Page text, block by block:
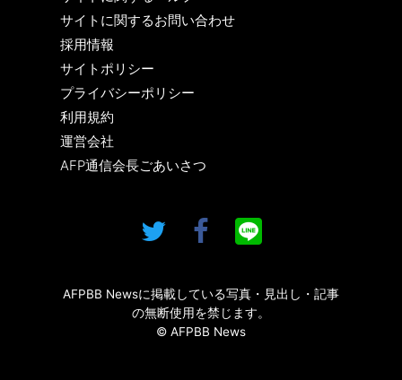
サイトに関するお問い合わせ
採用情報
サイトポリシー
プライバシーポリシー
利用規約
運営会社
AFP通信会長ごあいさつ
AFPBB Newsに掲載している写真・見出し・記事
の無断使用を禁じます。
© AFPBB News